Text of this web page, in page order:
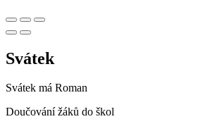
Svátek
Svátek má Roman
Doučování žáků do škol